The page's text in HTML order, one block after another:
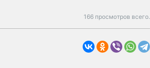
166 просмотров всего.